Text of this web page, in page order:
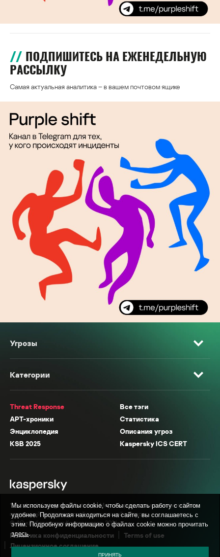
ПОДПИШИТЕСЬ НА ЕЖЕНЕДЕЛЬНУЮ
РАССЫЛКУ
Самая актуальная аналитика – в вашем почтовом ящике
Угрозы
Категории
Threat Response
Все тэги
APT-хроники
Статистика
Энциклопедия
Описания угроз
KSB 2025
Kaspersky ICS CERT
* Facebook, Instagram, WhatsApp, Meta AI принадлежат компании Meta,
признанной экстремистской организацией в России.
© АО «Лаборатория Касперского», 2026.
Политика конфиденциальности
Terms of use
Лицензионное соглашение
Мы используем файлы cookie, чтобы сделать работу с сайтом
удобнее. Продолжая находиться на сайте, вы соглашаетесь с
этим. Подробную информацию о файлах cookie можно прочитать
здесь.
ПРИНЯТЬ